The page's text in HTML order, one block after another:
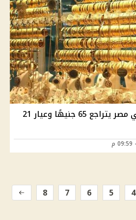
سعر الذهب اليوم في مصر يتراجع 65 جنيهًا وعيار 21
4
5
6
7
8